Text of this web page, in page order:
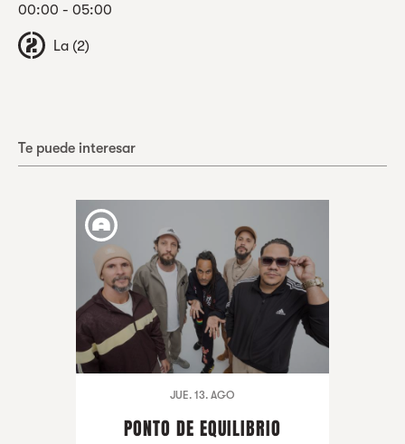
00:00 - 05:00
La (2)
Te puede interesar
JUE. 13. AGO
PONTO DE EQUILIBRIO